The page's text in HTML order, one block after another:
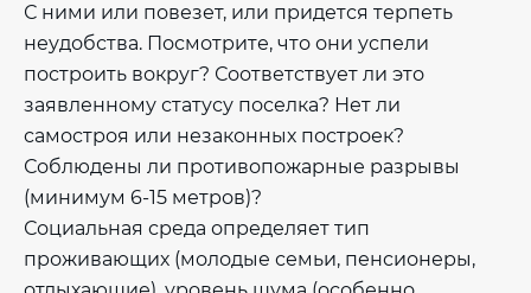
С ними или повезет, или придется терпеть
неудобства. Посмотрите, что они успели
построить вокруг? Соответствует ли это
заявленному статусу поселка? Нет ли
самостроя или незаконных построек?
Соблюдены ли противопожарные разрывы
(минимум 6-15 метров)?
Социальная среда определяет тип
проживающих (молодые семьи, пенсионеры,